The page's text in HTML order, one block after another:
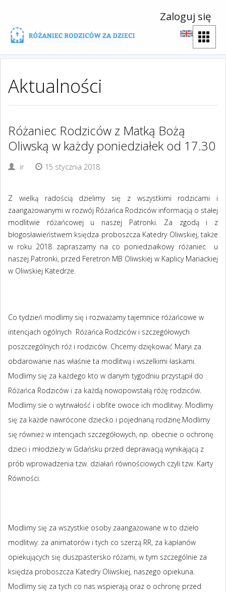
Zaloguj się
Aktualności
Różaniec Rodziców z Matką Bożą
Oliwską w każdy poniedziałek od 17.30
ir 15 stycznia 2018
Z wielką radością dzielimy się z wszystkimi rodzicami i
zaangażowanymi w rozwój Różańca Rodziców informacją o stałej
modlitwie różańcowej u naszej Patronki. Za zgodą i z
błogosławieństwem księdza proboszcza Katedry Oliwskiej, także
w roku 2018 zapraszamy na co poniedziałkowy różaniec u
naszej Patronki, przed Feretron MB Oliwskiej w Kaplicy Mariackiej
w Oliwskiej Katedrze.
Co tydzień modlimy się i rozważamy tajemnice różańcowe w
intencjach ogólnych Różańca Rodziców i szczegółowych
poszczególnych róż i rodziców. Chcemy dziękować Maryi za
obdarowanie nas właśnie ta modlitwą i wszelkimi łaskami.
Modlimy się za każdego kto w danym tygodniu przystąpił do
Różańca Rodziców i za każdą nowopowstałą różę rodziców.
Modlimy sie o wytrwałość i obfite owoce ich modlitwy. Modlimy
się za każde nawrócone dziecko i pojednaną rodzinę.Modlimy
się również w intencjach szczegółowych, np. obecnie o ochronę
dzieci i młodzieży w Gdańsku przed deprawacją wynikającą z
prób wprowadzenia tzw. działań równościowych czyli tzw. Karty
Równości.
Modlimy się za wszystkie osoby zaangażowane w to dzieło
modlitwy: za animatorów i tych co szerzą RR, za kapłanów
opiekujących się duszpastersko różami, w tym szczególnie za
księdza proboszcza Katedry Oliwskiej, naszego opiekuna.
Modlimy się za tych co nas wspierają oraz o ochronę przed